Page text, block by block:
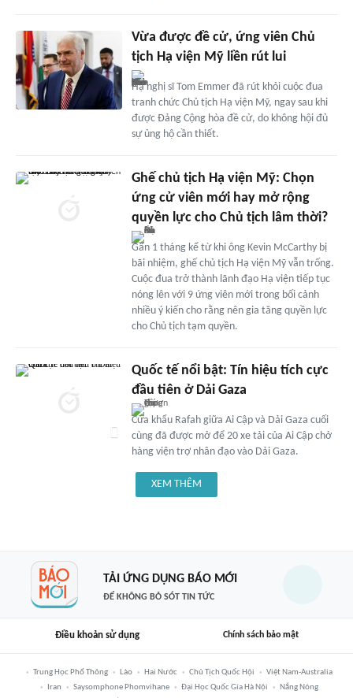
Vừa được đề cử, ứng viên Chủ
tịch Hạ viện Mỹ liền rút lui
Hạ nghị sĩ Tom Emmer đã rút khỏi cuộc đua
tranh chức Chủ tịch Hạ viện Mỹ, ngay sau khi
được Đảng Cộng hòa đề cử, do không hội đủ
sự ủng hộ cần thiết.
Ghế chủ tịch Hạ viện Mỹ: Chọn
ứng cử viên mới hay mở rộng
quyền lực cho Chủ tịch lâm thời?
Gần 1 tháng kể từ khi ông Kevin McCarthy bị
bãi nhiệm, ghế chủ tịch Hạ viện Mỹ vẫn trống.
Cuộc đua trở thành lãnh đạo Hạ viện tiếp tục
nóng lên với 9 ứng viên mới trong bối cảnh
nhiều ý kiến cho rằng nên gia tăng quyền lực
cho Chủ tịch tạm quyền.
Quốc tế nổi bật: Tín hiệu tích cực
đầu tiên ở Dải Gaza
Cửa khẩu Rafah giữa Ai Cập và Dải Gaza cuối
cùng đã được mở để 20 xe tải của Ai Cập chở
hàng viện trợ nhân đạo vào Dải Gaza.
XEM THÊM
TẢI ỨNG DỤNG BÁO MỚI
ĐỂ KHÔNG BỎ SÓT TIN TỨC
Điều khoản sử dụng Chính sách bảo mật
Trung Học Phổ Thông Lào Hai Nước Chủ Tịch Quốc Hội
Việt Nam-Australia
Iran
Saysomphone Phomvihane Đại Học Quốc Gia Hà Nội
Nắng Nóng